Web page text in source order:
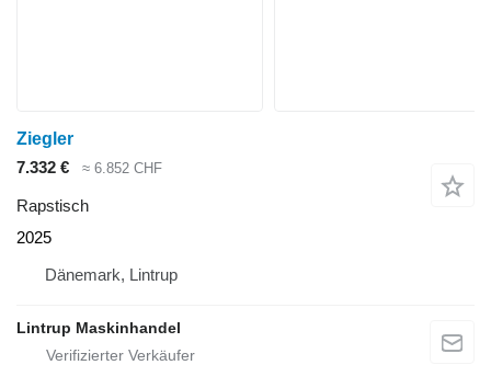
Ziegler
7.332 €
≈ 6.852 CHF
Rapstisch
2025
Dänemark, Lintrup
Lintrup Maskinhandel